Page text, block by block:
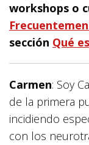
workshops o
sección Qué
Carmen: Soy
de la primera
incidiendo
con los